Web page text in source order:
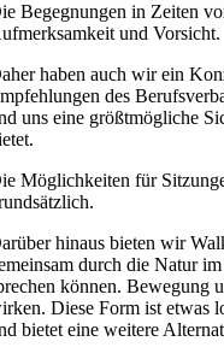
Begegnungen in Zeiten
und Vorsicht.
haben auch wir ein
des
uns eine größtmögliche
Möglichkeiten für
hinaus bieten wir
durch die Natur
können. Bewegung
Diese Form ist etwas
bietet eine weitere